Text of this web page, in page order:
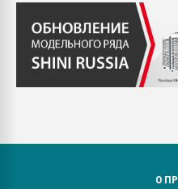
О